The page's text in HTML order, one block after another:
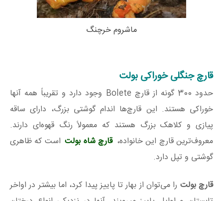
ماشروم خرچنگ
قارچ جنگلی خوراکی بولت
حدود 300 گونه از قارچ Bolete وجود دارد و تقریباً همه آنها
خوراکی هستند. این قارچ‌ها اندام گوشتی بزرگ، دارای ساقه
پیازی و کلاهک بزرگ هستند که معمولاً رنگ قهوه‌ای دارند.
معروف‌ترین قارچ این خانواده، قارچ شاه بولت است که ظاهری
گوشتی و تپل دارد.
قارچ بولت را می‌توان از بهار تا پاییز پیدا کرد، اما بیشتر در اواخر